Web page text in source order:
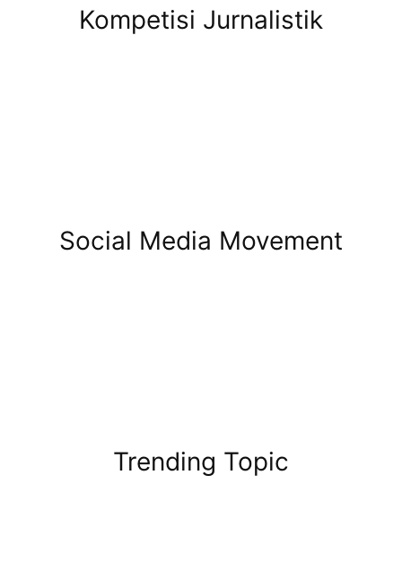
Kompetisi Jurnalistik
Social Media Movement
Trending Topic